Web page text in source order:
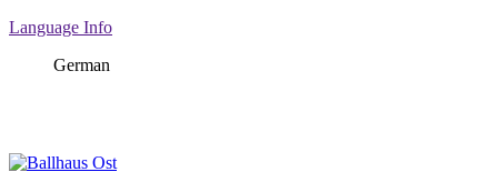
Language Info
German